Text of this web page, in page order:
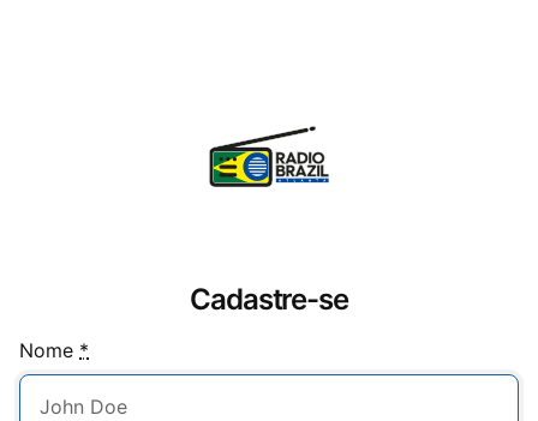
Cadastre-se
Nome *